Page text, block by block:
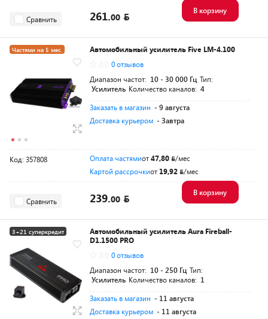
Сравнить 261.00
В корзину
Частями на 5 мес.
Автомобильный усилитель Five LM-4.100
0 отзывов
Диапазон частот: 10 - 30 000 Гц Тип:
Усилитель Количество каналов: 4
Заказать в магазин - 9 августа
Доставка курьером - Завтра
Код: 357808 Оплата частямиот47,80
/мес
Картой рассрочкиот 19,92 /мес
Сравнить 239.00
В корзину
3+21 суперкредит
Автомобильный усилитель Aura Fireball-
D1.1500 PRO
0 отзывов
Диапазон частот: 10 - 250 Гц Тип:
Усилитель Количество каналов: 1
Заказать в магазин - 11 августа
Доставка курьером - 11 августа